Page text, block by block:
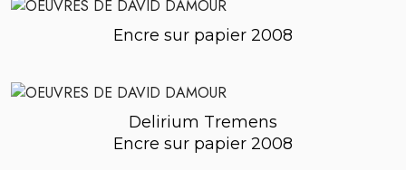
Encre sur papier 2008
Delirium Tremens
Encre sur papier 2008